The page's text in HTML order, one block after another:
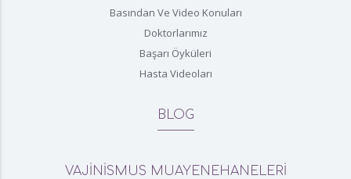
Basından Ve Video Konuları
Doktorlarımız
Başarı Öyküleri
Hasta Videoları
BLOG
VAJİNİSMUS MUAYENEHANELERİ